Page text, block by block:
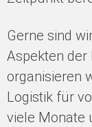
Gerne sind
Aspekten der
organisieren
Logistik für
viele Monate